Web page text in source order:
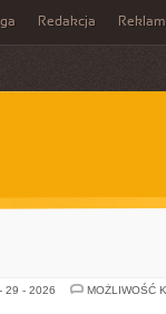
Redakcja
29 - 2026
MOŻLIWOŚĆ